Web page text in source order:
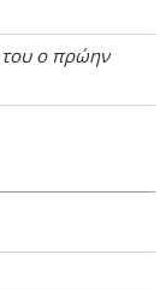
του ο πρώην